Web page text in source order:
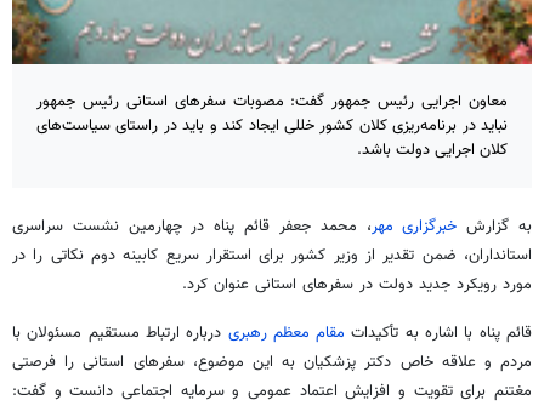
معاون اجرایی رئیس جمهور گفت: مصوبات سفرهای استانی رئیس جمهور
نباید در برنامه‌ریزی کلان کشور خللی ایجاد کند و باید در راستای سیاست‌های
کلان اجرایی دولت باشد.
به گزارش خبرگزاری مهر، محمد جعفر قائم پناه در چهارمین نشست سراسری
استانداران، ضمن تقدیر از وزیر کشور برای استقرار سریع کابینه دوم نکاتی را در
مورد رویکرد جدید دولت در سفرهای استانی عنوان کرد.
قائم پناه با اشاره به تأکیدات مقام معظم رهبری درباره ارتباط مستقیم مسئولان با
مردم و علاقه خاص دکتر پزشکیان به این موضوع، سفرهای استانی را فرصتی
مغتنم برای تقویت و افزایش اعتماد عمومی و سرمایه اجتماعی دانست و گفت: